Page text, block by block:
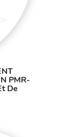
PMR-
De